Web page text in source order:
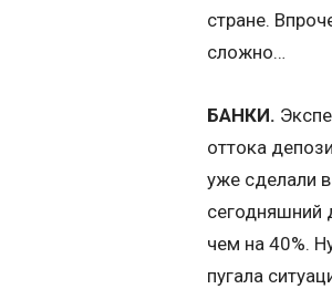
стране.
сложно…
БАНКИ.
оттока
уже сделали
сегодняшний
чем на 40%.
пугала